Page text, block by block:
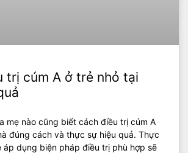
trị cúm A ở trẻ nhỏ tại
mẹ nào cũng biết cách điều trị cúm A
đúng cách và thực sự hiệu quả. Thực
áp dụng biện pháp điều trị phù hợp sẽ